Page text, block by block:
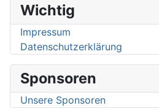
Wichtig
Impressum
Datenschutzerklärung
Sponsoren
Unsere Sponsoren